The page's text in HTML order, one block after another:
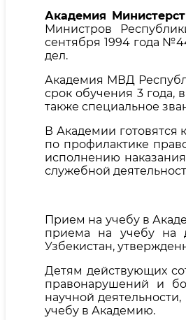
Академия
Министров
сентября 1994 года
дел.
Академия МВД
срок обучения 3 года,
также специальное
В Академии готовятся
по профилактике
исполнению
служебной
Прием на учебу в
приема на учебу на
Узбекистан,
Детям действующих
правонарушений и
научной
учебу в Академию.